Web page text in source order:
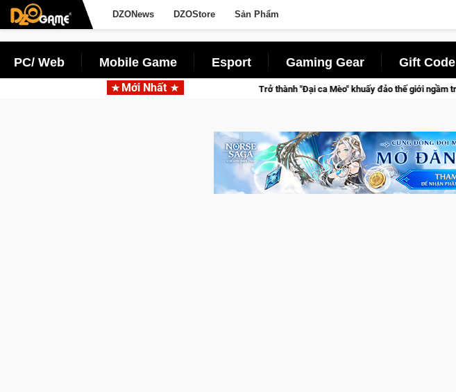
DZONews DZOStore Sản Phẩm
PC/ Web Mobile Game Esport Gaming Gear Gift Code
Mới NhấtTrở thành "Đại ca Mèo" khuấy đảo thế giới ngầm trong Cat Mafia